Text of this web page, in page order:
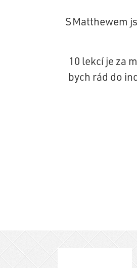
S Matthewem
10 lekcí je za
bych rád do